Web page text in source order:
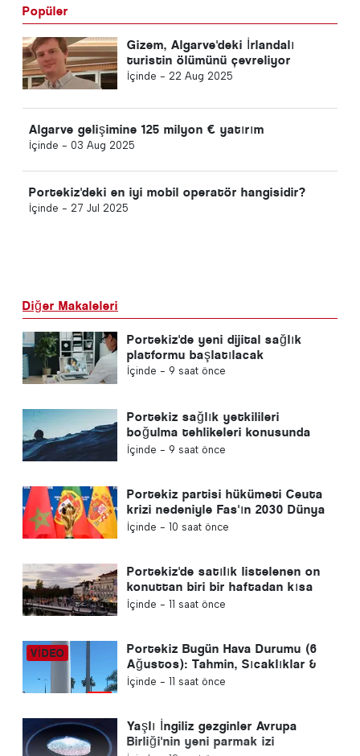
Popüler
Gizem, Algarve'deki İrlandalı
turistin ölümünü çevreliyor
İçinde - 22 Aug 2025
Algarve gelişimine 125 milyon € yatırım
İçinde - 03 Aug 2025
Portekiz'deki en iyi mobil operatör hangisidir?
İçinde - 27 Jul 2025
Diğer Makaleleri
Portekiz'de yeni dijital sağlık
platformu başlatılacak
İçinde - 9 saat önce
Portekiz sağlık yetkilileri
boğulma tehlikeleri konusunda
uyardı
İçinde - 9 saat önce
Portekiz partisi hükümeti Ceuta
krizi nedeniyle Fas'ın 2030 Dünya
Kupası ev sahipliğini yeniden
İçinde - 10 saat önce
Portekiz'de satılık listelenen on
konuttan biri bir haftadan kısa
bir sürede satılıyor
İçinde - 11 saat önce
Portekiz Bugün Hava Durumu (6
Ağustos): Tahmin, Sıcaklıklar &
Ne Beklenmeli
İçinde - 11 saat önce
Yaşlı İngiliz gezginler Avrupa
Birliği'nin yeni parmak izi